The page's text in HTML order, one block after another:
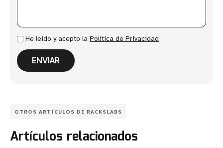
He leído y acepto la Política de Privacidad
ENVIAR
OTROS ARTÍCULOS DE RACKSLABS
Artículos relacionados